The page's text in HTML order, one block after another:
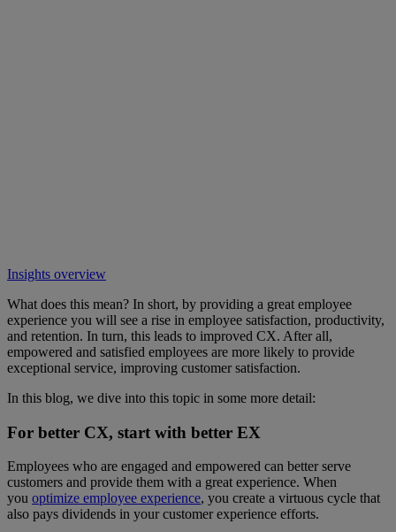
Insights overview
What does this mean? In short, by providing a great employee
experience you will see a rise in employee satisfaction, productivity,
and retention. In turn, this leads to improved CX. After all,
empowered and satisfied employees are more likely to provide
exceptional service, improving customer satisfaction.
In this blog, we dive into this topic in some more detail:
For better CX, start with better EX
Employees who are engaged and empowered can better serve
customers and provide them with a great experience. When
you optimize employee experience, you create a virtuous cycle that
also pays dividends in your customer experience efforts.